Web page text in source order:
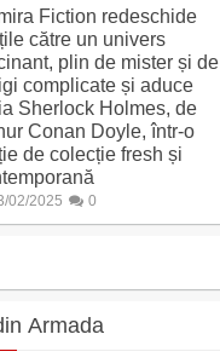
Fiction redeschide
către un univers
plin de mister și de
complicate și aduce
Sherlock Holmes, de
Conan Doyle, într-o
de colecție fresh și
02/2025 0
Armada